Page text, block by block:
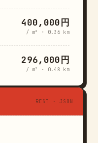
400,000円
/ m² · 0.36 km
296,000円
/ m² · 0.48 km
REST · JSON